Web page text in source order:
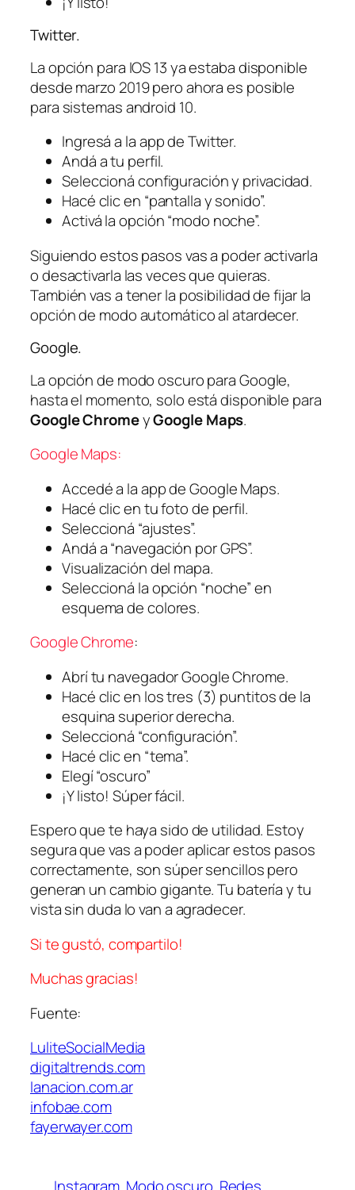
Twitter.
La opción para IOS 13 ya estaba disponible
desde marzo 2019 pero ahora es posible
para sistemas android 10.
Ingresá a la app de Twitter.
Andá a tu perfil.
Seleccioná configuración y privacidad.
Hacé clic en “pantalla y sonido”.
Activá la opción “modo noche”.
Siguiendo estos pasos vas a poder activarla
o desactivarla las veces que quieras.
También vas a tener la posibilidad de fijar la
opción de modo automático al atardecer.
Google.
La opción de modo oscuro para Google,
hasta el momento, solo está disponible para
Google ChromeyGoogle Maps.
Google Maps:
Accedé a la app de Google Maps.
Hacé clic en tu foto de perfil.
Seleccioná “ajustes”.
Andá a “navegación por GPS”.
Visualización del mapa.
Seleccioná la opción “noche” en
esquema de colores.
Google Chrome:
Abrí tu navegador Google Chrome.
Hacé clic en los tres (3) puntitos de la
esquina superior derecha.
Seleccioná “configuración”.
Hacé clic en “tema”.
Elegí “oscuro”
¡Y listo! Súper fácil.
Espero que te haya sido de utilidad. Estoy
segura que vas a poder aplicar estos pasos
correctamente, son súper sencillos pero
generan un cambio gigante. Tu batería y tu
vista sin duda lo van a agradecer.
Si te gustó, compartilo!
Muchas gracias!
Fuente:
LuliteSocialMedia
digitaltrends.com
lanacion.com.ar
infobae.com
fayerwayer.com